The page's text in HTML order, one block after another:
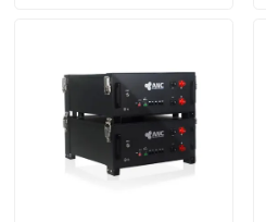
контроль качества
контактные данные